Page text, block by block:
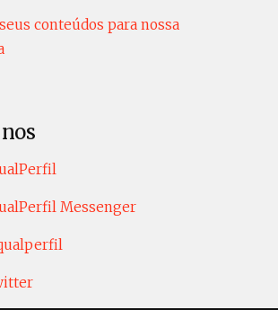
conteúdos para nossa
Messenger